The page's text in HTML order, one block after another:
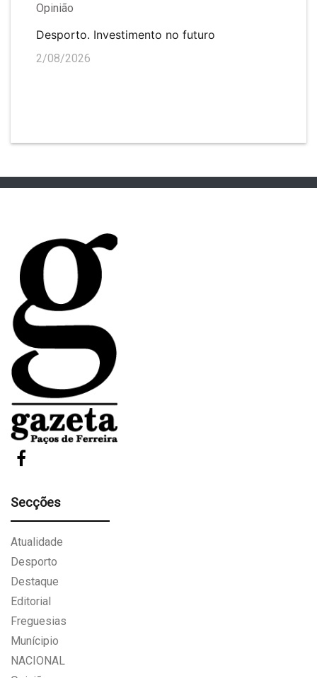
Opinião
Desporto. Investimento no futuro
2/08/2026
Secções
Atualidade
Desporto
Destaque
Editorial
Freguesias
Munícipio
NACIONAL